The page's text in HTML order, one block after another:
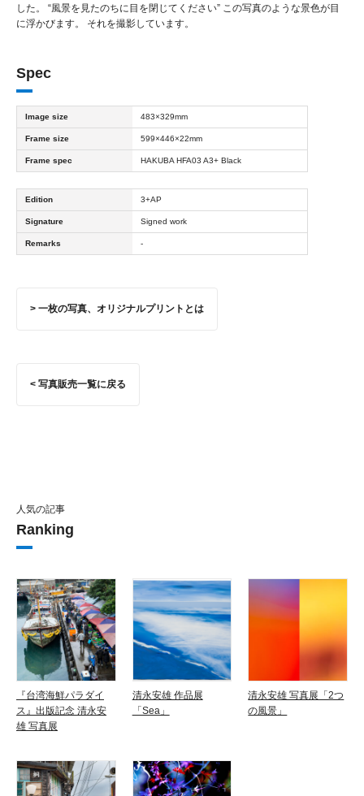
した。 “風景を見たのちに目を閉じてください” この写真のような景色が目
に浮かびます。 それを撮影しています。
Spec
Image size 483×329mm
Frame size 599×446×22mm
Frame spec HAKUBA HFA03 A3+ Black
Edition 3+AP
Signature Signed work
Remarks -
> 一枚の写真、オリジナルプリントとは
< 写真販売一覧に戻る
人気の記事
Ranking
『台湾海鮮パラダイ
ス』出版記念 清永安
雄 写真展
清永安雄 作品展
「Sea」
清永安雄 写真展「2つ
の風景」